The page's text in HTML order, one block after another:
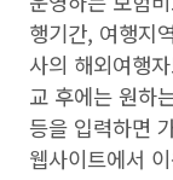
행기간, 여행지
사의 해외여행
교 후에는 원하
등을 입력하면
웹사이트에서